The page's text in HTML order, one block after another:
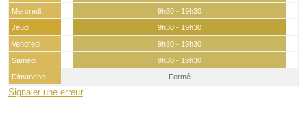
Mercredi
9h30 - 19h30
Jeudi
9h30 - 19h30
Vendredi
9h30 - 19h30
Samedi
9h30 - 19h30
Dimanche
Fermé
Signaler une erreur